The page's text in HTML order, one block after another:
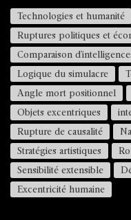
Technologies et humanité
Ruptures politiques et
Comparaison
Logique du simulacre
Angle mort positionnel
Objets excentriques
Rupture de causalité
Stratégies artistiques
Sensibilité extensible
Excentricité humaine